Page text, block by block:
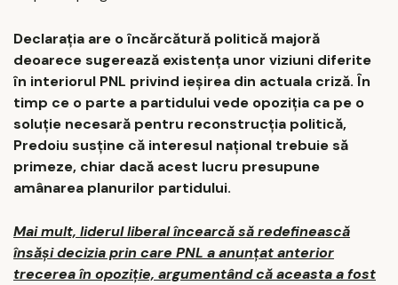
Declarația are o încărcătură politică majoră
deoarece sugerează existența unor viziuni diferite
în interiorul PNL privind ieșirea din actuala criză. În
timp ce o parte a partidului vede opoziția ca pe o
soluție necesară pentru reconstrucția politică,
Predoiu susține că interesul național trebuie să
primeze, chiar dacă acest lucru presupune
amânarea planurilor partidului.
Mai mult, liderul liberal încearcă să redefinească
însăși decizia prin care PNL a anunțat anterior
trecerea în opoziție, argumentând că aceasta a fost